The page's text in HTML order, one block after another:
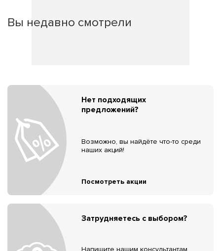
Вы недавно смотрели
Нет подходящих
предложений?
Возможно, вы найдёте что-то среди
наших акций!
Посмотреть акции
Затрудняетесь с выбором?